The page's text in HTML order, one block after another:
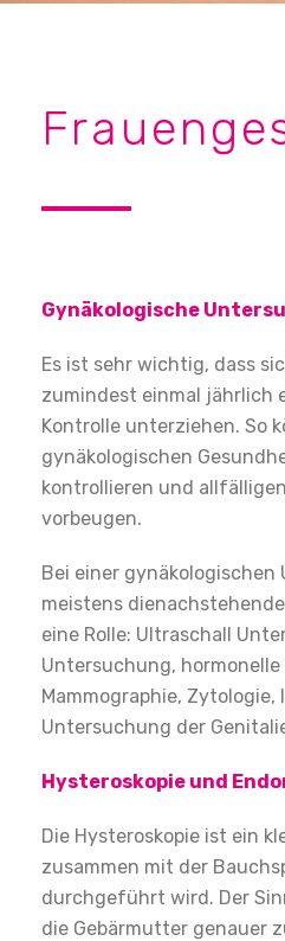
Gynäkologische
Es ist sehr wichtig, dass
zumindest einmal jährlich
Kontrolle unterziehen. So
gynäkologischen
kontrollieren und
vorbeugen.
Bei einer
meistens
eine Rolle: Ultraschall
Untersuchung, hormonelle
Mammographie, Zytologie,
Untersuchung der
Hysteroskopie und
Die Hysteroskopie ist ein
zusammen mit der
durchgeführt wird. Der
die Gebärmutter genauer